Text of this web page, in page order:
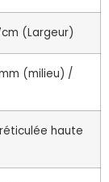
(Largeur)
(milieu) /
haute